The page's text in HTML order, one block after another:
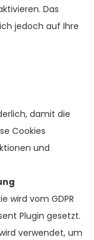
Das
jedoch auf Ihre
damit die
Cookies
und
wird vom GDPR
Plugin gesetzt.
verwendet, um